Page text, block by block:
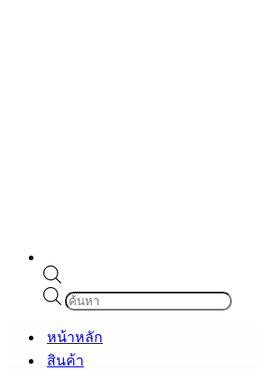
Products
search
หน้าหลัก
สินค้า